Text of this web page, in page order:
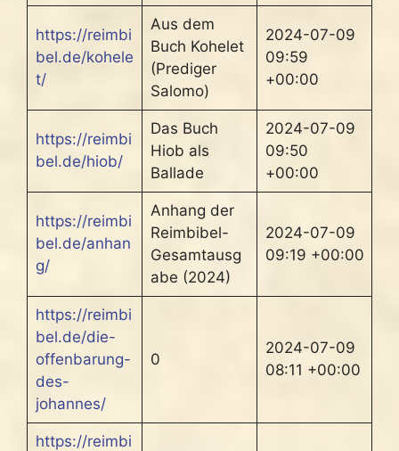
https://reimbi
bel.de/kohele
t/
Aus dem
Buch Kohelet
(Prediger
Salomo)
2024-07-09
09:59
+00:00
https://reimbi
bel.de/hiob/
Das Buch
Hiob als
Ballade
2024-07-09
09:50
+00:00
https://reimbi
bel.de/anhan
g/
Anhang der
Reimbibel-
Gesamtausg
abe (2024)
2024-07-09
09:19 +00:00
https://reimbi
bel.de/die-
offenbarung-
des-
johannes/
0
2024-07-09
08:11 +00:00
https://reimbi